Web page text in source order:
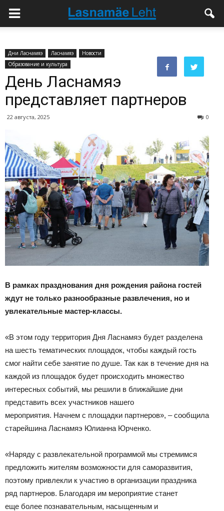
Дни Ласнамяэ Ласнамяэ
Новости
Образование и культура
День Ласнамяэ
представляет партнеров
22 августа, 2025 0
В рамках празднования дня рождения района гостей
ждут не только разнообразные развлечения, но и
увлекательные мастер-классы.
«В этом году территория Дня Ласнамяэ будет разделена
на шесть тематических площадок, чтобы каждый гость
смог найти себе занятие по душе. Так как в течение дня на
каждой из площадок будет происходить множество
интересных событий, мы решили в ближайшие дни
представить всех участников нашего
мероприятия. Начнем с площадки партнеров», – сообщила
старейшина Ласнамяэ Юлианна Юрченко.
«Наряду с развлекательной программой мы стремимся
предложить жителям возможности для саморазвития,
поэтому привлекли к участию в организации праздника
ряд партнеров. Благодаря им мероприятие станет
еще более познавательным, насыщенным и